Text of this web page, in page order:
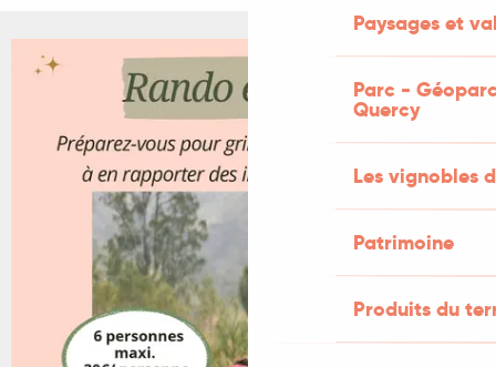
Paysages et
Parc -
Quercy
Les vignobles
Patrimoine
Produits du